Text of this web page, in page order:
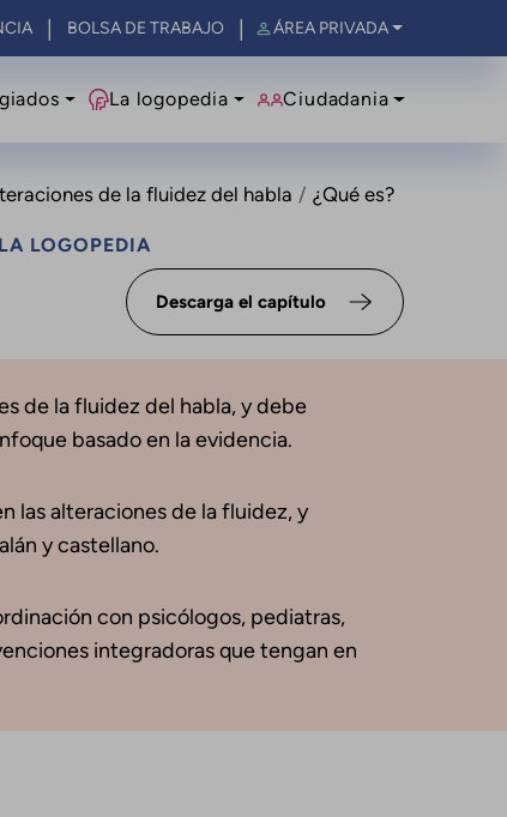
BOLSA DE TRABAJO ÁREA PRIVADA
La logopedia Ciudadania
de la fluidez del habla ¿Qué es?
LOGOPEDIA
Descarga el capítulo
de la fluidez del habla, y debe
basado en la evidencia.
las alteraciones de la fluidez, y
y castellano.
con psicólogos, pediatras,
integradoras que tengan en